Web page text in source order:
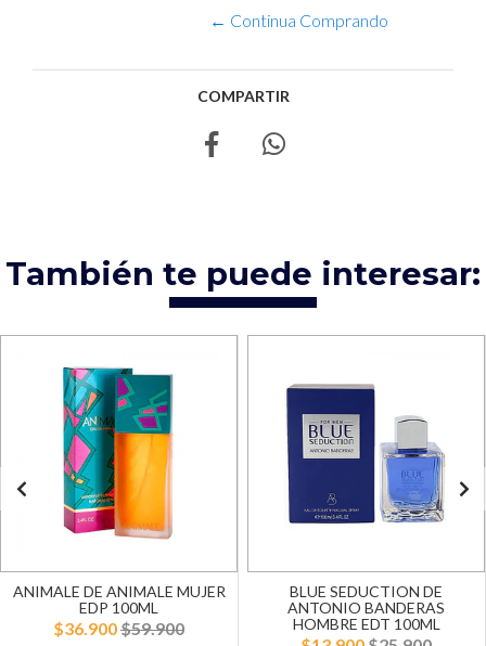
← Continua Comprando
COMPARTIR
También te puede interesar:
ANIMALE DE ANIMALE MUJER
EDP 100ML
$36.900$59.900
BLUE SEDUCTION DE
ANTONIO BANDERAS
HOMBRE EDT 100ML